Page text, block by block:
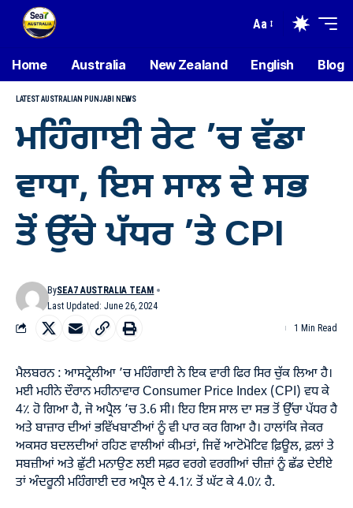
Aa
Home Australia New Zealand English Blog
LATEST AUSTRALIAN PUNJABI NEWS
ਮਹਿੰਗਾਈ ਰੇਟ ’ਚ ਵੱਡਾ
ਵਾਧਾ, ਇਸ ਸਾਲ ਦੇ ਸਭ
ਤੋਂ ਉੱਚੇ ਪੱਧਰ ’ਤੇ CPI
Last Updated: June 26, 2024
BySEA7 AUSTRALIA TEAM
1 Min Read
ਮੈਲਬਰਨ : ਆਸਟ੍ਰੇਲੀਆ ’ਚ ਮਹਿੰਗਾਈ ਨੇ ਇਕ ਵਾਰੀ ਫਿਰ ਸਿਰ ਚੁੱਕ ਲਿਆ ਹੈ।
ਮਈ ਮਹੀਨੇ ਦੌਰਾਨ ਮਹੀਨਾਵਾਰ Consumer Price Index (CPI) ਵਧ ਕੇ
4٪ ਹੋ ਗਿਆ ਹੈ, ਜੋ ਅਪ੍ਰੈਲ ’ਚ 3.6 ਸੀ। ਇਹ ਇਸ ਸਾਲ ਦਾ ਸਭ ਤੋਂ ਉੱਚਾ ਪੱਧਰ ਹੈ
ਅਤੇ ਬਾਜ਼ਾਰ ਦੀਆਂ ਭਵਿੱਖਬਾਣੀਆਂ ਨੂੰ ਵੀ ਪਾਰ ਕਰ ਗਿਆ ਹੈ। ਹਾਲਾਂਕਿ ਜੇਕਰ
ਅਕਸਰ ਬਦਲਦੀਆਂ ਰਹਿਣ ਵਾਲੀਆਂ ਕੀਮਤਾਂ, ਜਿਵੇਂ ਆਟੋਮੋਟਿਵ ਫ਼ਿਊਲ, ਫ਼ਲਾਂ ਤੇ
ਸਬਜ਼ੀਆਂ ਅਤੇ ਛੁੱਟੀ ਮਨਾਉਣ ਲਈ ਸਫ਼ਰ ਵਰਗੇ ਵਰਗੀਆਂ ਚੀਜ਼ਾਂ ਨੂੰ ਛੱਡ ਦੇਈਏ
ਤਾਂ ਅੰਦਰੂਨੀ ਮਹਿੰਗਾਈ ਦਰ ਅਪ੍ਰੈਲ ਦੇ 4.1٪ ਤੋਂ ਘੱਟ ਕੇ 4.0٪ ਹੈ.